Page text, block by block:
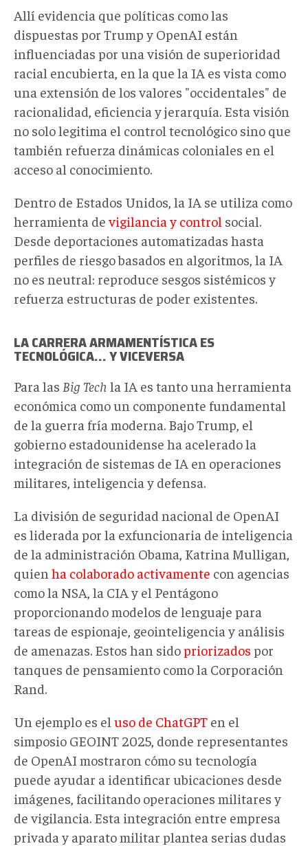
Allí evidencia que políticas como las
dispuestas por Trump y OpenAI están
influenciadas por una visión de superioridad
racial encubierta, en la que la IA es vista como
una extensión de los valores "occidentales" de
racionalidad, eficiencia y jerarquía. Esta visión
no solo legitima el control tecnológico sino que
también refuerza dinámicas coloniales en el
acceso al conocimiento.
Dentro de Estados Unidos, la IA se utiliza como
herramienta devigilancia y control social.
Desde deportaciones automatizadas hasta
perfiles de riesgo basados en algoritmos, la IA
no es neutral: reproduce sesgos sistémicos y
refuerza estructuras de poder existentes.
LA CARRERA ARMAMENTÍSTICA ES
TECNOLÓGICA... Y VICEVERSA
Para las Big Tech la IA es tanto una herramienta
económica como un componente fundamental
de la guerra fría moderna. Bajo Trump, el
gobierno estadounidense ha acelerado la
integración de sistemas de IA en operaciones
militares, inteligencia y defensa.
La división de seguridad nacional de OpenAI
es liderada por la exfuncionaria de inteligencia
de la administración Obama, Katrina Mulligan,
quien ha colaborado activamente con agencias
como la NSA, la CIA y el Pentágono
proporcionando modelos de lenguaje para
tareas de espionaje, geointeligencia y análisis
de amenazas. Estos han sidopriorizados por
tanques de pensamiento como la Corporación
Rand.
Un ejemplo es el uso de ChatGPT en el
simposio GEOINT 2025, donde representantes
de OpenAI mostraron cómo su tecnología
puede ayudar a identificar ubicaciones desde
imágenes, facilitando operaciones militares y
de vigilancia. Esta integración entre empresa
privada y aparato militar plantea serias dudas